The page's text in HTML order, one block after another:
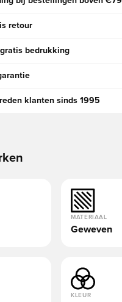
retour
bedrukking
klanten sinds 1995
MATERIAAL
Geweven
KLEUR